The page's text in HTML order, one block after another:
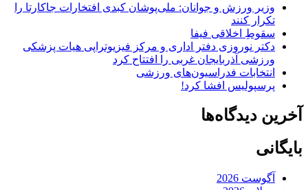
وزیر ورزش و جوانان: ملی‌پوشان کبدی افتخارات جاکارتا را
تکرار کنند
سقوطِ اخلاقی فیفا
دکتر نوروزی دفتر اداری و مرکز فیزیوتراپی هیات پزشکی
ورزشی آذربایجان غربی را افتتاح کرد
انتخابات فدراسیون‌های ورزشی
پرسپولیس افشا کرد!
آخرین دیدگاه‌ها
بایگانی
آگوست 2026